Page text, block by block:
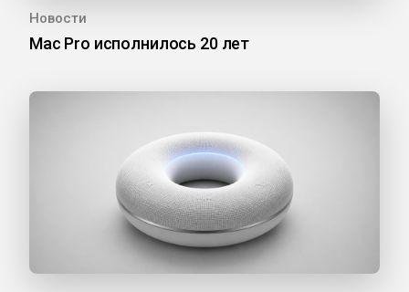
Новости
Mac Pro исполнилось 20 лет